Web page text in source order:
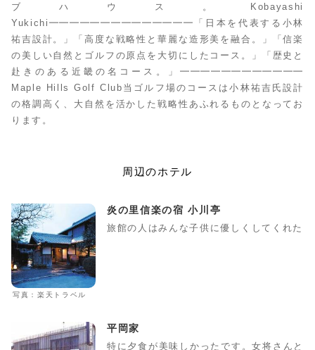
ブハウス。Kobayashi
Yukichi━━━━━━━━━━━━━━「日本を代表する小林
祐吉設計。」「高度な戦略性と華麗な造形美を融合。」「信楽
の美しい自然とゴルフの原点を大切にしたコース。」「歴史と
赴きのある近畿の名コース。」━━━━━━━━━━━━
Maple Hills Golf Club当ゴルフ場のコースは小林祐吉氏設計
の格調高く、大自然を活かした戦略性あふれるものとなってお
ります。
周辺のホテル
写真：楽天トラベル
炎の里信楽の宿 小川亭
旅館の人はみんな子供に優しくしてくれた
平岡家
特に夕食が美味しかったです。女将さんと